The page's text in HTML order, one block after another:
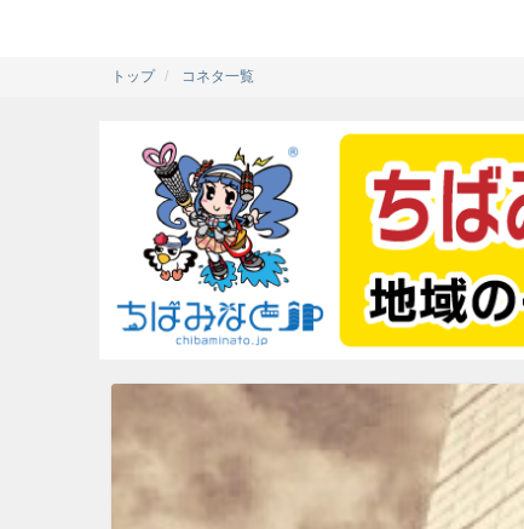
トップ コネタ一覧